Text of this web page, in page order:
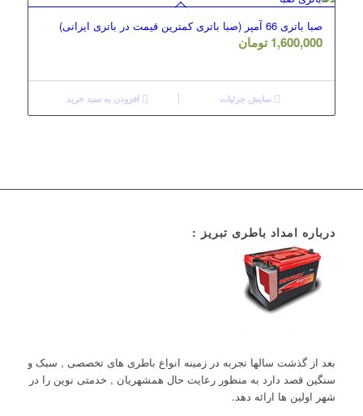
صبا باتری 66 آمپر (صبا باتری کمترین قیمت در باتری ایرانی)
1,600,000 تومان
افزودن به سبد خرید نمایش جزئیات
درباره امداد باطری تبریز :
بعد از گذشت سالها تجربه در زمینه انواع باطری های تخصصی , سبک و
سنگین قصد دارد به منظور رعایت حال همشهریان , خدمتی نوین را در
شهر اولین ها ارائه دهد.